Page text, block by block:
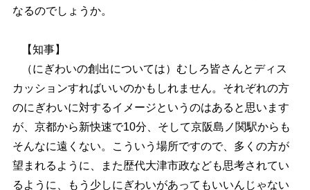
なるのでしょうか。
【知事】
（にぎわいの創出については）むしろ皆さんとディス
カッションすればいいのかもしれません。それぞれの方
のにぎわいに対するイメージというのはあると思います
が、京都から新快速で10分、そして京阪島ノ関駅からも
そんなに遠くない。こういう場所ですので、多くの方が
望まれるように、また歴代大津市政なども思考されてい
るように、もう少しにぎわいがあってもいいんじゃない